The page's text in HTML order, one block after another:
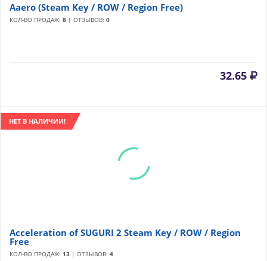
Aaero (Steam Key / ROW / Region Free)
КОЛ-ВО ПРОДАЖ: 8 | ОТЗЫВОВ: 0
32.65
НЕТ В НАЛИЧИИ!
Acceleration of SUGURI 2 Steam Key / ROW / Region
Free
КОЛ-ВО ПРОДАЖ: 13 | ОТЗЫВОВ: 4